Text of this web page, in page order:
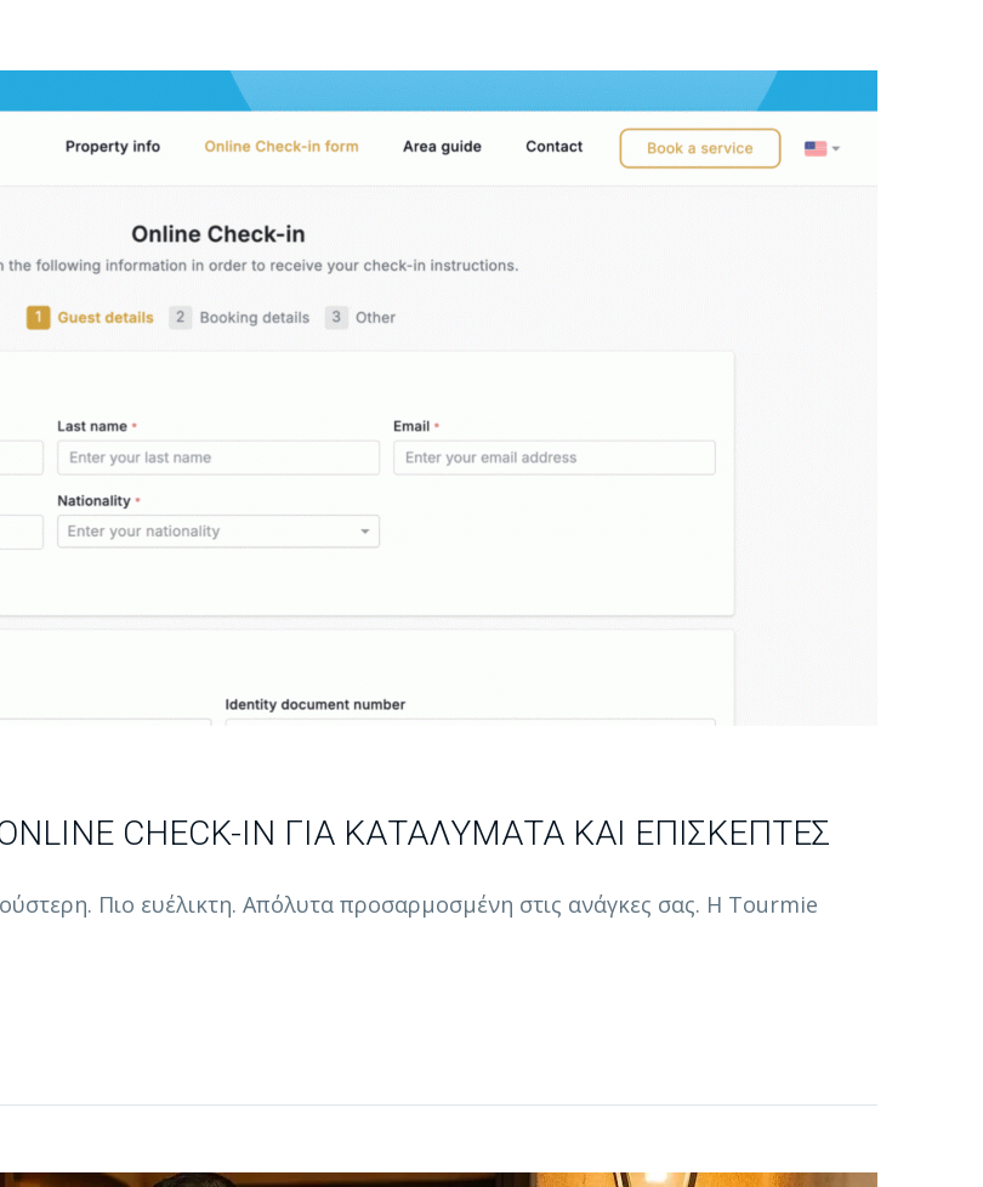
CHECK-IN ΓΙΑ ΚΑΤΑΛΎΜΑΤΑ ΚΑΙ ΕΠΙΣΚΈΠΤΕΣ
Πιο ευέλικτη. Απόλυτα προσαρμοσμένη στις ανάγκες σας. Η Tourmie